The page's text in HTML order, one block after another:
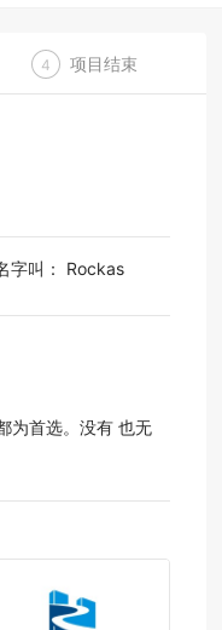
4 项目结束
字叫： Rockas
为首选。没有 也无